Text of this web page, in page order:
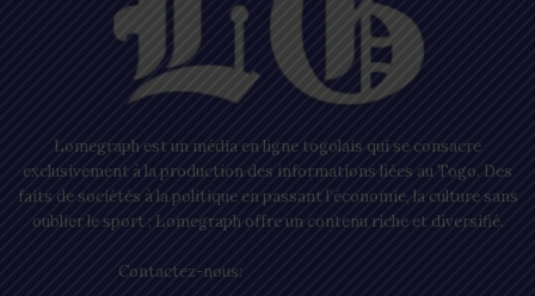
Lomegraph est un média en ligne togolais qui se consacre
exclusivement à la production des informations liées au Togo. Des
faits de sociétés à la politique en passant l’économie, la culture sans
oublier le sport ; Lomegraph offre un contenu riche et diversifié.
Contactez-nous: